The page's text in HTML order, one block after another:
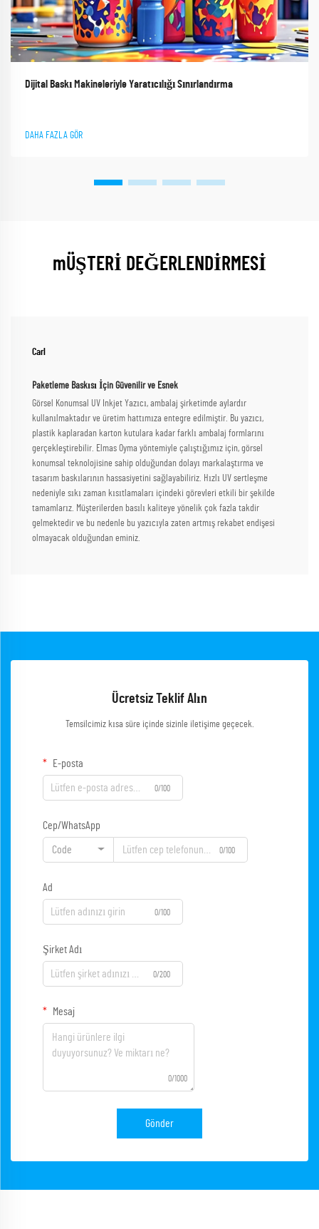
Dijital Baskı Makineleriyle Yaratıcılığı Sınırlandırma
DAHA FAZLA GÖR
mÜŞTERİ DEĞERLENDİRMESİ
Carl
Paketleme Baskısı İçin Güvenilir ve Esnek
Görsel Konumsal UV Inkjet Yazıcı, ambalaj şirketimde aylardır
kullanılmaktadır ve üretim hattımıza entegre edilmiştir. Bu yazıcı,
plastik kaplaradan karton kutulara kadar farklı ambalaj formlarını
gerçekleştirebilir. Elmas Oyma yöntemiyle çalıştığımız için, görsel
konumsal teknolojisine sahip olduğundan dolayı markalaştırma ve
tasarım baskılarının hassasiyetini sağlayabiliriz. Hızlı UV sertleşme
nedeniyle sıkı zaman kısıtlamaları içindeki görevleri etkili bir şekilde
tamamlarız. Müşterilerden basılı kaliteye yönelik çok fazla takdir
gelmektedir ve bu nedenle bu yazıcıyla zaten artmış rekabet endişesi
olmayacak olduğundan eminiz.
Ücretsiz Teklif Alın
Temsilcimiz kısa süre içinde sizinle iletişime geçecek.
E-posta
0/100
Cep/WhatsApp
Code 0/100
Ad
0/100
Şirket Adı
0/200
Mesaj
0/1000
Gönder